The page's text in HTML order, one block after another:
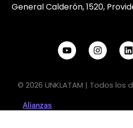
General Calderón, 1520,
© 2026 UNKLATAM | Todos
Alianzas